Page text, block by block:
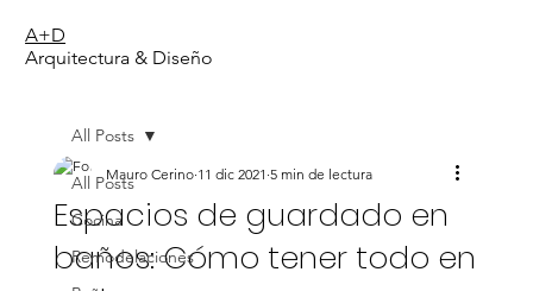
Arquitectura & Diseño
A+D
All Posts
Cocina
Remodelaciones
All Posts
Espacios de guardado en
baños: Cómo tener todo en
Mauro Cerino 11 dic 2021 5 min de lectura